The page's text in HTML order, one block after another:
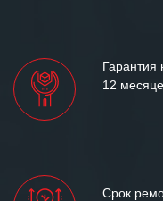
Гарантия
12
Срок